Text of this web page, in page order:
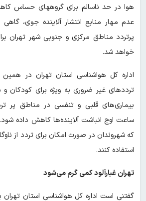
هوا در حد ناسالم برای گروههای حساس
عدم مهار منابع انتشار آلاینده‌ جوی،
پرتردد مناطق مرکزی و جنوبی شهر تهران
خواهد شد.
اداره کل هواشناسی استان تهران در همین
ترددهای غیر ضروری به ویژه برای کودکان و
بیماری‌های قلبی و تنفسی در مناطق پر
ساعت‌ اوج انباشت آلاینده‌ها کاهش داده
که شهروندان در صورت امکان برای تردد از
استفاده کنند.
تهران غبارآلود کمی گرم‌ می‌شود
گفتنی است اداره کل هواشناسی استان تهران